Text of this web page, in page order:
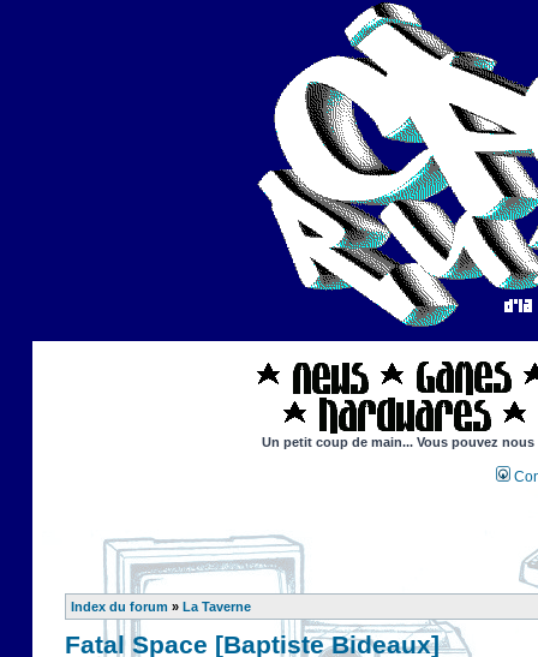
Un petit coup de main... Vous pouvez
Index du forum » La Taverne
Fatal Space [Baptiste Bideaux]